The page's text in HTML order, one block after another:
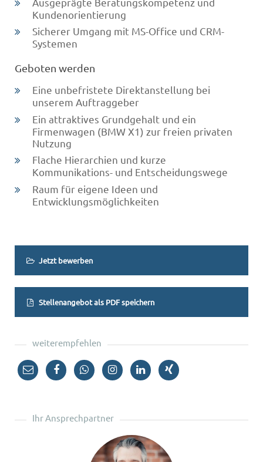
Kundenorientierung
Sicherer Umgang mit MS-Office und CRM-
Systemen
Geboten werden
Eine unbefristete Direktanstellung bei
unserem Auftraggeber
Ein attraktives Grundgehalt und ein
Firmenwagen (BMW X1) zur freien privaten
Nutzung
Flache Hierarchien und kurze
Kommunikations- und Entscheidungswege
Raum für eigene Ideen und
Entwicklungsmöglichkeiten
Jetzt bewerben
Stellenangebot als PDF speichern
weiterempfehlen
Ihr Ansprechpartner